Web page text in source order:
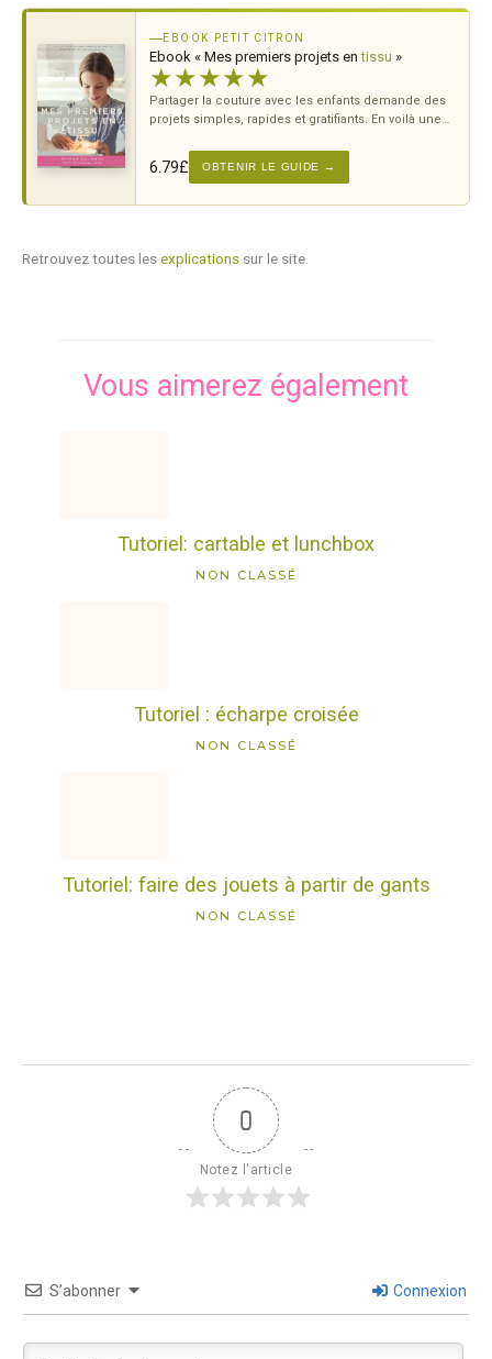
EBOOK PETIT CITRON
Ebook « Mes premiers projets entissu »
★★★★★
Partager la couture avec les enfants demande des
projets simples, rapides et gratifiants. En voilà une
6.79£ OBTENIR LE GUIDE →
Retrouvez toutes lesexplications sur le site.
Vous aimerez également
Tutoriel: cartable et lunchbox
NON CLASSÉ
Tutoriel : écharpe croisée
NON CLASSÉ
Tutoriel: faire des jouets à partir de gants
NON CLASSÉ
0
Notez l'article
S’abonner Connexion